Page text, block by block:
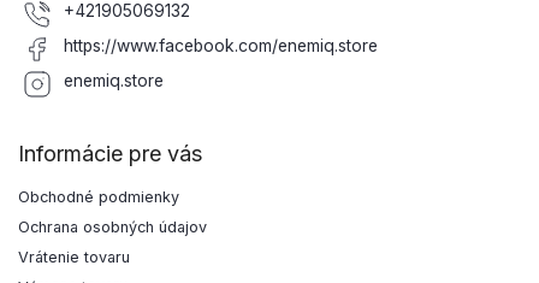
+421905069132
https://www.facebook.com/enemiq.store
enemiq.store
Informácie pre vás
Obchodné podmienky
Ochrana osobných údajov
Vrátenie tovaru